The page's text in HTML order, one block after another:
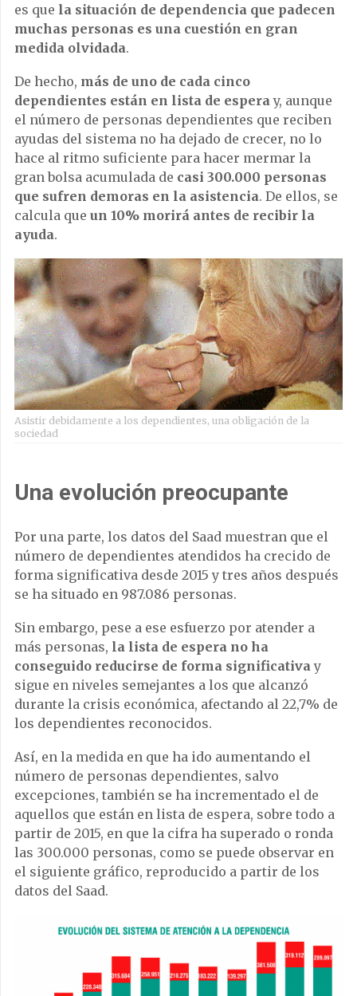
es que la situación de dependencia que padecen
muchas personas es una cuestión en gran
medida olvidada.
De hecho, más de uno de cada cinco
dependientes están en lista de esperay, aunque
el número de personas dependientes que reciben
ayudas del sistema no ha dejado de crecer, no lo
hace al ritmo suficiente para hacer mermar la
gran bolsa acumulada de casi 300.000 personas
que sufren demoras en la asistencia. De ellos, se
calcula que un 10% morirá antes de recibir la
ayuda.
Asistir debidamente a los dependientes, una obligación de la
sociedad
Una evolución preocupante
Por una parte, los datos del Saad muestran que el
número de dependientes atendidos ha crecido de
forma significativa desde 2015 y tres años después
se ha situado en 987.086 personas.
Sin embargo, pese a ese esfuerzo por atender a
más personas, la lista de espera no ha
conseguido reducirse de forma significativay
sigue en niveles semejantes a los que alcanzó
durante la crisis económica, afectando al 22,7% de
los dependientes reconocidos.
Así, en la medida en que ha ido aumentando el
número de personas dependientes, salvo
excepciones, también se ha incrementado el de
aquellos que están en lista de espera, sobre todo a
partir de 2015, en que la cifra ha superado o ronda
las 300.000 personas, como se puede observar en
el siguiente gráfico, reproducido a partir de los
datos del Saad.